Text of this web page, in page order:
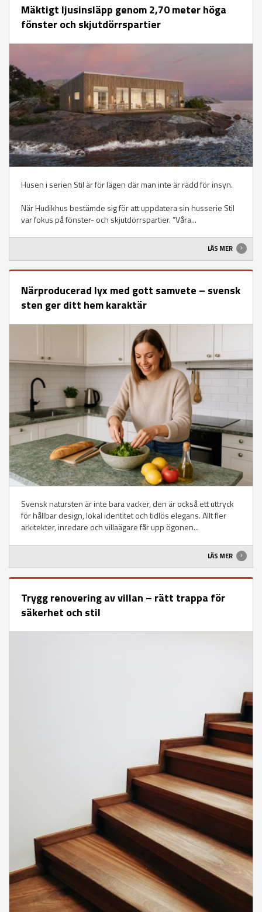
Mäktigt ljusinsläpp genom 2,70 meter höga
fönster och skjutdörrspartier
Husen i serien Stil är för lägen där man inte är rädd för insyn.
När Hudikhus bestämde sig för att uppdatera sin husserie Stil
var fokus på fönster- och skjutdörrspartier. ”Våra...
LÄS MER
Närproducerad lyx med gott samvete – svensk
sten ger ditt hem karaktär
Svensk natursten är inte bara vacker, den är också ett uttryck
för hållbar design, lokal identitet och tidlös elegans. Allt fler
arkitekter, inredare och villaägare får upp ögonen...
LÄS MER
Trygg renovering av villan – rätt trappa för
säkerhet och stil